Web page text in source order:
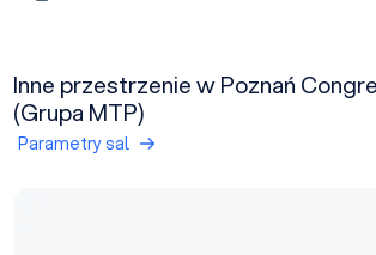
Inne przestrzenie w Poznań
(Grupa MTP)
Parametry sal